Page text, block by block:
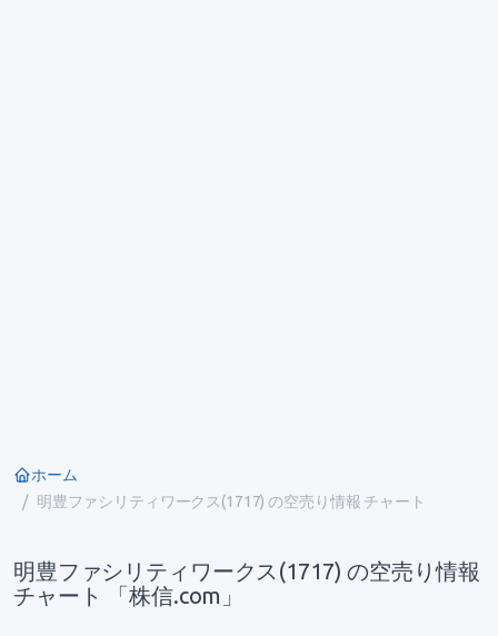
ホーム
明豊ファシリティワークス(1717) の空売り情報 チャート
明豊ファシリティワークス(1717) の空売り情報
チャート 「株信.com」